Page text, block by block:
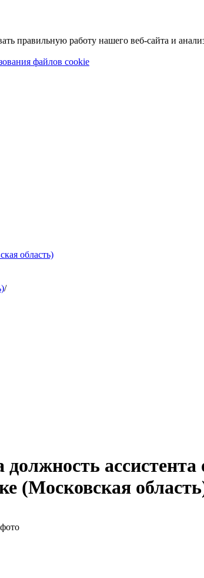
правильную работу нашего веб-сайта и
файлов cookie
область)
/
(Московская